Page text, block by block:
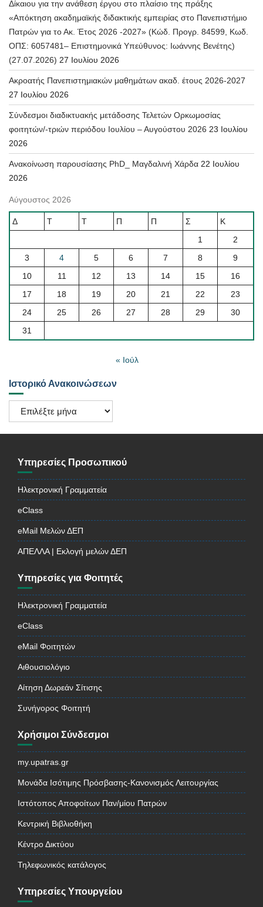
Δίκαιου για την ανάθεση έργου στο πλαίσιο της πράξης
«Απόκτηση ακαδημαϊκής διδακτικής εμπειρίας στο Πανεπιστήμιο
Πατρών για το Ακ. Έτος 2026 -2027» (Κώδ. Προγρ. 84599, Κωδ.
ΟΠΣ: 6057481– Επιστημονικά Υπεύθυνος: Ιωάννης Βενέτης)
(27.07.2026) 27 Ιουλίου 2026
Ακροατής Πανεπιστημιακών μαθημάτων ακαδ. έτους 2026-2027
27 Ιουλίου 2026
Σύνδεσμοι διαδικτυακής μετάδοσης Τελετών Ορκωμοσίας
φοιτητών/-τριών περιόδου Ιουλίου – Αυγούστου 2026 23 Ιουλίου
2026
Ανακοίνωση παρουσίασης PhD_ Μαγδαλινή Χάρδα 22 Ιουλίου
2026
Αύγουστος 2026
Δ Τ Τ Π Π Σ
Κ
1
2
3
4 5 6 7 8
9
10
11 12 13 14 15
16
17
18 19 20 21 22
23
24
25 26 27 28 29
30
31
« Ιούλ
Ιστορικό Ανακοινώσεων
Ιστορικό
Ανακοινώσεων
Υπηρεσίες Προσωπικού
Ηλεκτρονική Γραμματεία
eClass
eMail Μελών ΔΕΠ
ΑΠΕΛΛΑ | Εκλογή μελών ΔΕΠ
Υπηρεσίες για Φοιτητές
Ηλεκτρονική Γραμματεία
eClass
eMail Φοιτητών
Αιθουσιολόγιο
Αίτηση Δωρεάν Σίτισης
Συνήγορος Φοιτητή
Χρήσιμοι Σύνδεσμοι
my.upatras.gr
Μονάδα Ισότιμης Πρόσβασης-Κανονισμός Λειτουργίας
Ιστότοπος Αποφοίτων Παν/μίου Πατρών
Κεντρική Βιβλιοθήκη
Κέντρο Δικτύου
Τηλεφωνικός κατάλογος
Υπηρεσίες Υπουργείου